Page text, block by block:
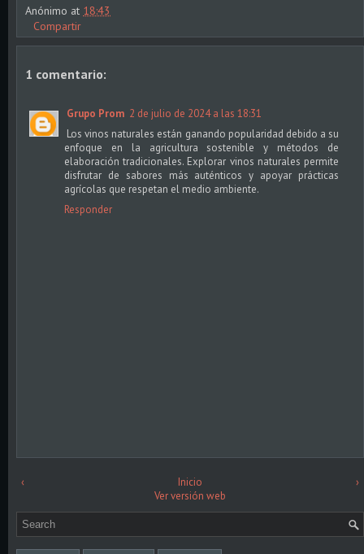
Anónimo at 18:43
Compartir
1 comentario:
Grupo Prom 2 de julio de 2024 a las 18:31
Los vinos naturales están ganando popularidad debido a su
enfoque en la agricultura sostenible y métodos de
elaboración tradicionales. Explorar vinos naturales permite
disfrutar de sabores más auténticos y apoyar prácticas
agrícolas que respetan el medio ambiente.
Responder
‹ ›
Inicio
Ver versión web